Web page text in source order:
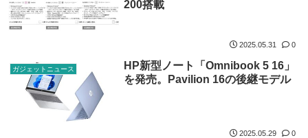
200搭載
2025.05.31 0
ガジェットニュース
HP新型ノート「Omnibook 5 16」
を発売。Pavilion 16の後継モデル
2025.05.29 0